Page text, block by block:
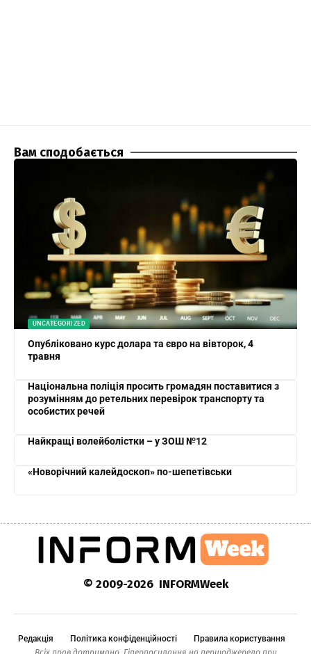
Вам сподобається
UNCATEGORIZED
Опубліковано курс долара та євро на вівторок, 4
травня
Національна поліція просить громадян поставитися з
розумінням до ретельних перевірок транспорту та
особистих речей
Найкращі волейболістки – у ЗОШ №12
«Новорічний калейдоскоп» по-шепетівськи
© 2009-2026 INFORMWeek
Редакція Політика конфіденційності
Правила користування